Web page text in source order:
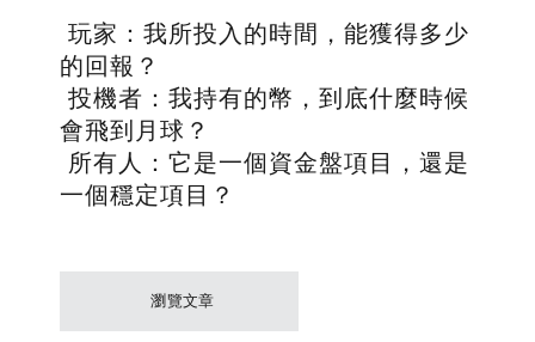
玩家：我所投入的時間，能獲得多少
的回報？
投機者：我持有的幣，到底什麼時候
會飛到月球？
所有人：它是一個資金盤項目，還是
一個穩定項目？
瀏覽文章